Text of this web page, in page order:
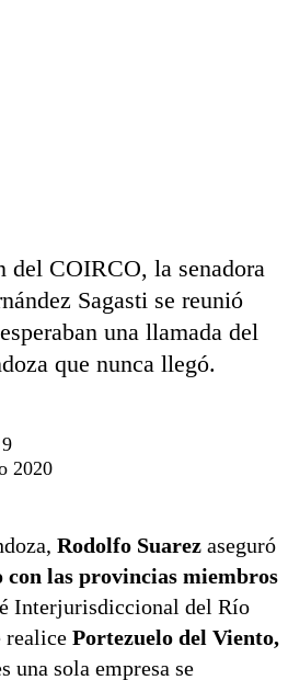
del COIRCO, la senadora
Sagasti se reunió
una llamada del
que nunca llegó.
2020
Rodolfo Suarez aseguró
con las provincias miembros
Interjurisdiccional del Río
realice Portezuelo del Viento,
una sola empresa se